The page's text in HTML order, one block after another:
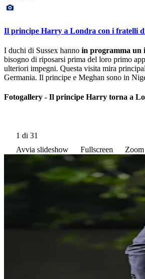
Il principe Harry a Londra con i fratelli
I duchi di Sussex hanno in programma un
bisogno di riposarsi prima del loro primo
ulteriori impegni. Questa visita mira
Germania. Il principe e Meghan sono in
Fotogallery - Il principe Harry torna a
1 di 31
Avvia slideshow
Fullscreen Zoom